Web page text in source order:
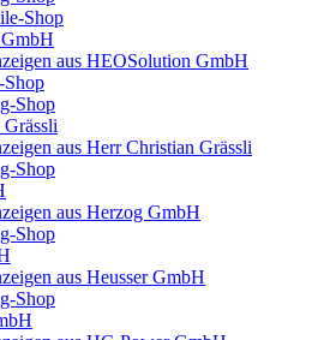
Shop
aus HEOSolution GmbH
Shop
Shop
aus Herr Christian Grässli
Shop
aus Herzog GmbH
Shop
aus Heusser GmbH
Shop